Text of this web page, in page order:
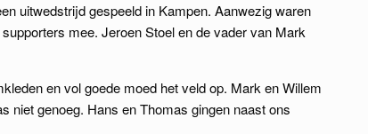
uitwedstrijd gespeeld in Kampen. Aanwezig waren
mee. Jeroen Stoel en de vader van Mark
en vol goede moed het veld op. Mark en Willem
niet genoeg. Hans en Thomas gingen naast ons